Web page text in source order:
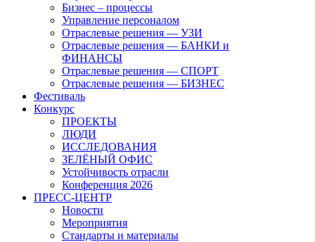
Бизнес – процессы
Управление персоналом
Отраслевые решения — УЗИ
Отраслевые решения — БАНКИ и
ФИНАНСЫ
Отраслевые решения — СПОРТ
Отраслевые решения — БИЗНЕС
Фестиваль
Конкурс
ПРОЕКТЫ
ЛЮДИ
ИССЛЕДОВАНИЯ
ЗЕЛЁНЫЙ ОФИС
Устойчивость отрасли
Конференция 2026
ПРЕСС-ЦЕНТР
Новости
Мероприятия
Стандарты и материалы